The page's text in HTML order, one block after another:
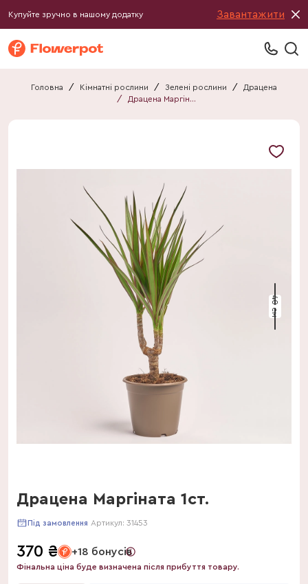
Купуйте зручно в нашому додатку Завантажити
Головна / Кімнатні рослини / Зелені рослини /
Драцена
/
Драцена Маргіната 1ст.
40 см
Драцена Маргіната 1ст.
Під замовлення Артикул: 31453
370 ₴ +18 бонусів
Фінальна ціна буде визначена після прибуття товару.